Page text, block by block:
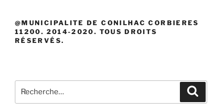
@MUNICIPALITE DE CONILHAC CORBIERES
11200. 2014-2020. TOUS DROITS
RÉSERVÉS.
pour